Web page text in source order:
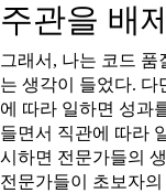
주관을 배
그래서, 나는 코드
는 생각이 들었다. 다
에 따라 일하면 성과
들면서 직관에 따라
시하면 전문가들의
전문가들이 초보자